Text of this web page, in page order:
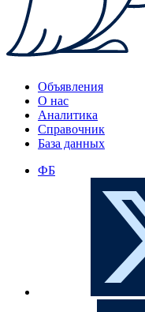
Объявления
О нас
Аналитика
Справочник
База данных
ФБ